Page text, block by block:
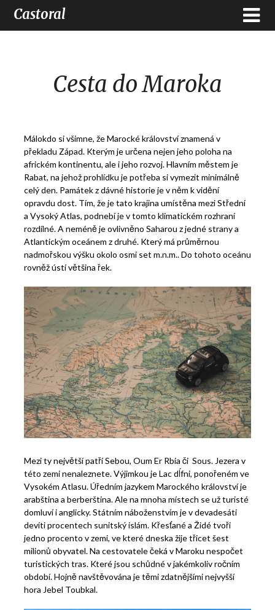
Castoral
Cesta do Maroka
Málokdo si všimne, že Marocké království znamená v
překladu Západ. Kterým je určena nejen jeho poloha na
africkém kontinentu, ale i jeho rozvoj. Hlavním městem je
Rabat, na jehož prohlídku je potřeba si vymezit minimálně
celý den. Památek z dávné historie je v něm k vidění
opravdu dost. Tím, že je tato krajina umístěna mezi Střední
a Vysoký Atlas, podnebí je v tomto klimatickém rozhraní
rozdílné. A neméně je ovlivněno Saharou z jedné strany a
Atlantickým oceánem z druhé. Který má průměrnou
nadmořskou výšku okolo osmi set m.n.m.. Do tohoto oceánu
rovněž ústí většina řek.
Mezi ty největší patří Sebou, Oum Er Rbia či Sous. Jezera v
této zemi nenaleznete. Výjimkou je Lac dĺfni, ponořeném ve
Vysokém Atlasu. Úředním jazykem Marockého království je
arabština a berberština. Ale na mnoha místech se už turisté
domluví i anglicky. Státním náboženstvím je v devadesáti
devíti procentech sunitský islám. Křesťané a Židé tvoři
jedno procento v zemi, ve které dneska žije třicet šest
milionů obyvatel. Na cestovatele čeká v Maroku nespočet
turistických tras. Které jsou schůdné v jakémkoliv ročním
období. Hojně navštěvována je těmi zdatnějšími nejvyšší
hora Jebel Toubkal.